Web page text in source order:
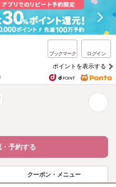
ブックマーク ログイン
ポイントを表示する
予約する
クーポン・メニュー